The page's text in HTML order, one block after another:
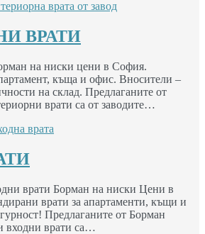
ВРАТИ
на ниски цени в София.
къща и офис. Вносители –
на склад. Предлаганите от
врати са от заводите…
врати Борман на ниски Цени в
врати за апартаменти, къщи и
Предлаганите от Борман
входни врати са…